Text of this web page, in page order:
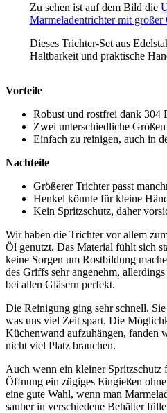
Zu sehen ist auf dem Bild die
Marmeladentrichter mit großer
Dieses Trichter-Set aus
Haltbarkeit und praktische
Vorteile
Robust und rostfrei dank 304
Zwei unterschiedliche
Einfach zu reinigen, auch in
Nachteile
Größerer Trichter passt
Henkel könnte für kleine
Kein Spritzschutz, daher
Wir haben die Trichter vor allem
Öl genutzt. Das Material fühlt sich
keine Sorgen um Rostbildung
des Griffs sehr angenehm,
bei allen Gläsern perfekt.
Die Reinigung ging sehr schnell.
was uns viel Zeit spart. Die
Küchenwand aufzuhängen, fanden
nicht viel Platz brauchen.
Auch wenn ein kleiner Spritzschutz
Öffnung ein zügiges Eingießen
eine gute Wahl, wenn man
sauber in verschiedene Behälter